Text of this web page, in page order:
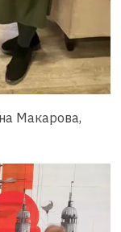
Макарова,